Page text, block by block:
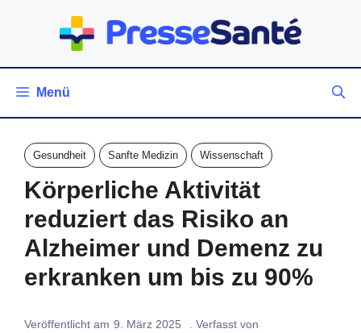
Menü
Gesundheit Sanfte Medizin Wissenschaft
Körperliche Aktivität
reduziert das Risiko an
Alzheimer und Demenz zu
erkranken um bis zu 90%
Veröffentlicht am 9. März 2025
. Verfasst von